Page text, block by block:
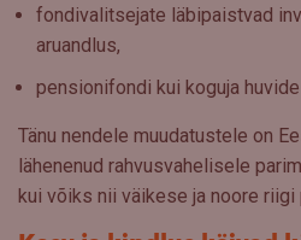
fondivalitsejate läbipaistvad
aruandlus,
pensionifondi kui koguja
Tänu nendele muudatustele on
lähenenud rahvusvahelisele
kui võiks nii väikese ja noore riigi